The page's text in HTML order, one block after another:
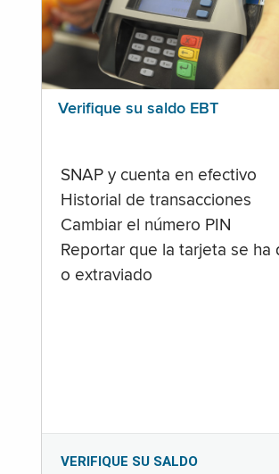
Verifique su saldo EBT
SNAP y cuenta en efectivo
Historial de transacciones
Cambiar el número PIN
Reportar que la tarjeta se ha
o extraviado
VERIFIQUE SU SALDO